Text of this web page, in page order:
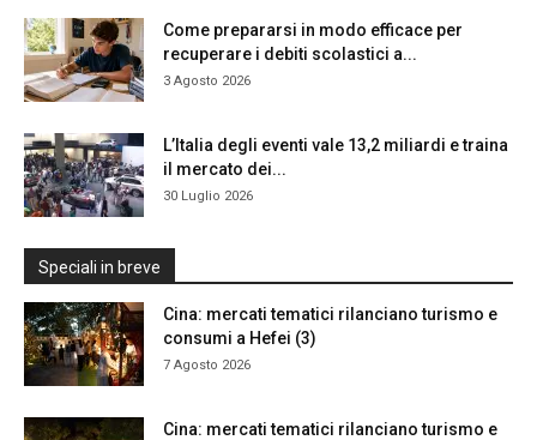
Come prepararsi in modo efficace per
recuperare i debiti scolastici a...
3 Agosto 2026
L’Italia degli eventi vale 13,2 miliardi e traina
il mercato dei...
30 Luglio 2026
Speciali in breve
Cina: mercati tematici rilanciano turismo e
consumi a Hefei (3)
7 Agosto 2026
Cina: mercati tematici rilanciano turismo e